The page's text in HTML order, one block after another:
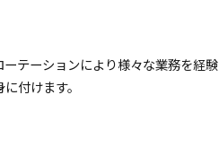
テーションにより様々な業務を経験
付けます。